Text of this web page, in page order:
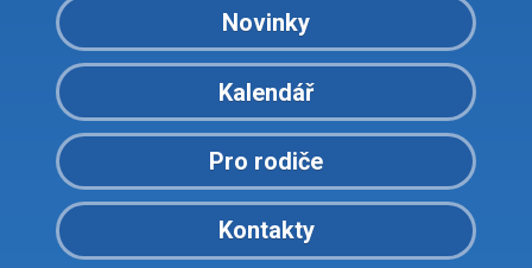
Novinky
Kalendář
Pro rodiče
Kontakty